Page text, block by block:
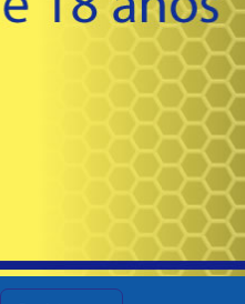
de "extracción rápida"
diseñado,
- La paleta incluye forro